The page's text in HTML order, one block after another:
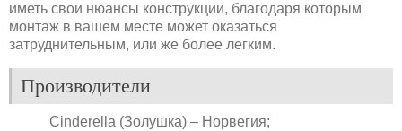
иметь свои нюансы конструкции, благодаря которым
монтаж в вашем месте может оказаться
затруднительным, или же более легким.
Производители
Cinderella (Золушка) – Норвегия;